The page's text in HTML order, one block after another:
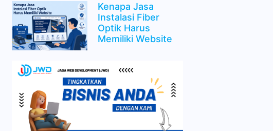
Kenapa Jasa
Instalasi Fiber
Optik Harus
Memiliki Website